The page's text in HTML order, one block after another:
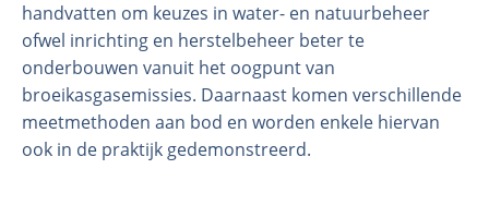
handvatten om keuzes in water- en natuurbeheer
ofwel inrichting en herstelbeheer beter te
onderbouwen vanuit het oogpunt van
broeikasgasemissies. Daarnaast komen verschillende
meetmethoden aan bod en worden enkele hiervan
ook in de praktijk gedemonstreerd.